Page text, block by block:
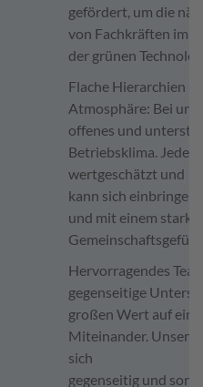
gefördert, um die
von Fachkräften im
der grünen
Flache Hierarchien
Atmosphäre: Bei
offenes und
Betriebsklima. Jeder
wertgeschätzt und
kann sich einbringen
und mit einem
Gemeinschaftsgefühl.
Hervorragendes
gegenseitige
großen Wert auf ein
Miteinander. Unser
sich
gegenseitig und